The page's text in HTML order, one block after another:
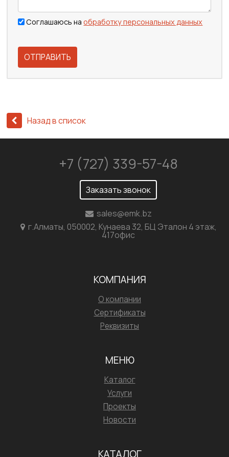
Соглашаюсь наобработку персональных данных
ОТПРАВИТЬ
Назад в список
+7 (727) 339-57-48
Заказать звонок
sales@emk.bz
г.Алматы, 050002, Кунаева 32, БЦ Эталон 4 этаж,
417офис
КОМПАНИЯ
О компании
Сертификаты
Реквизиты
МЕНЮ
Каталог
Услуги
Проекты
Новости
КАТАЛОГ